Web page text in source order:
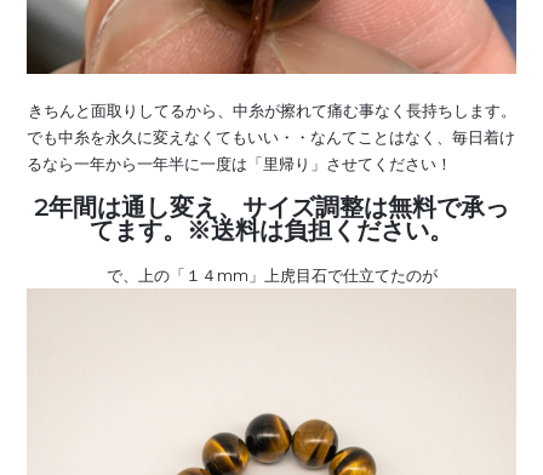
きちんと面取りしてるから、中糸が擦れて痛む事なく長持ちします。
でも中糸を永久に変えなくてもいい・・なんてことはなく、毎日着け
るなら一年から一年半に一度は「里帰り」させてください！
2年間は通し変え、サイズ調整は無料で承っ
てます。※送料は負担ください。
で、上の「１４mm」上虎目石で仕立てたのが